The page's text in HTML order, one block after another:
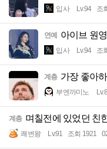
입사 Lv.94 조
연예 아이브 원영
입사 Lv.94 조
계층 가장 좋아
부엔까미노
계층 며칠전에 있었던 친
쾌변왕 Lv.91 조회 1921